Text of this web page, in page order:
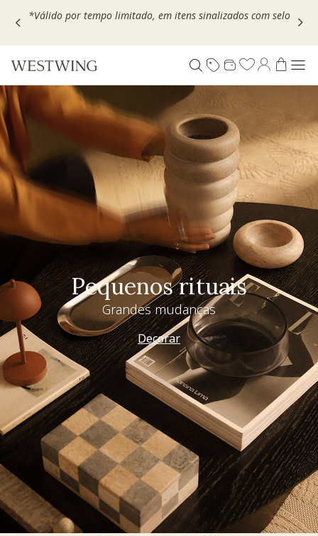
Escolha seu VOUCHER e ganhe até 30% OFF*: useMOVEL30,
Pequenos rituais
Grandes mudanças
Decorar